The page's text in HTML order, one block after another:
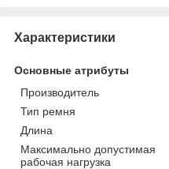
Характеристики
Основные атрибуты
Производитель
Тип ремня
Длина
Максимально допустимая
рабочая нагрузка